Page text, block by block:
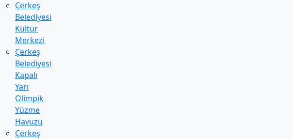
Çerkeş
Belediyesi
Kültür
Merkezi
Çerkeş
Belediyesi
Kapalı
Yarı
Olimpik
Yüzme
Havuzu
Çerkeş